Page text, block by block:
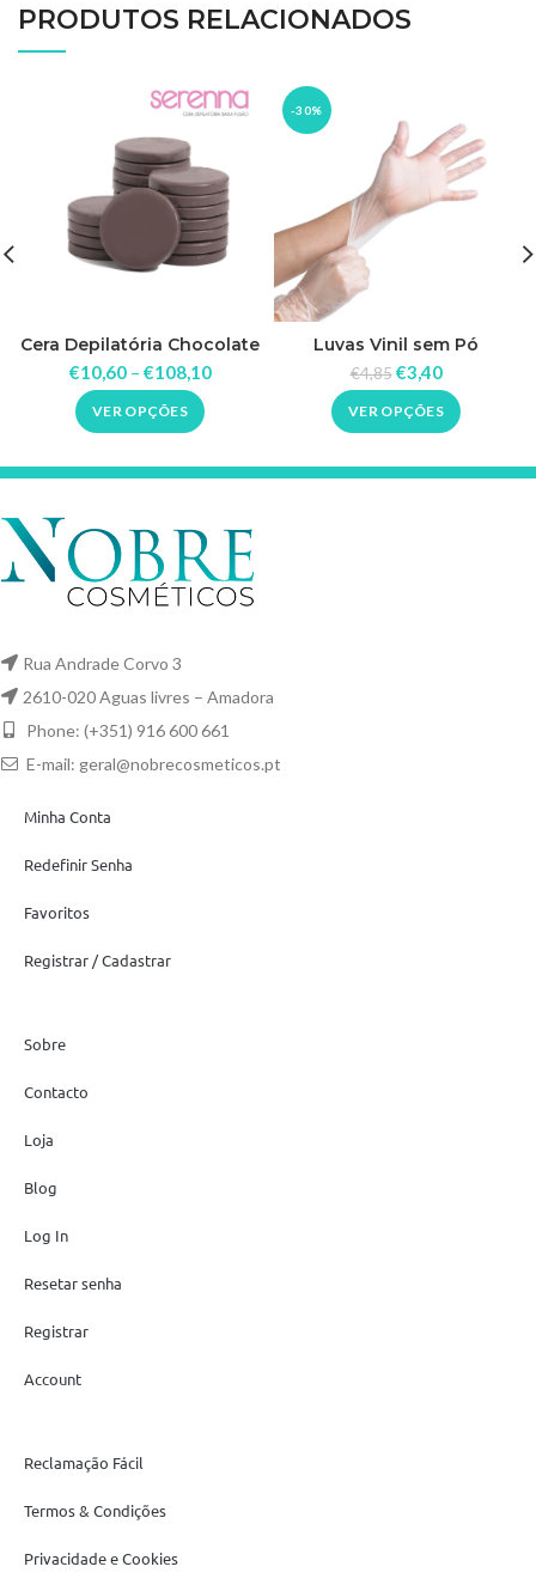
PRODUTOS RELACIONADOS
Cera Depilatória Chocolate
Serenna Kg
€10,60 – €108,10
VER OPÇÕES
-30%
Luvas ​​Vinil sem Pó
€4,85 €3,40
VER OPÇÕES
Rua Andrade Corvo 3
2610-020 Aguas livres – Amadora
Phone: (+351) 916 600 661
E-mail: geral@nobrecosmeticos.pt
Minha Conta
Redefinir Senha
Favoritos
Registrar / Cadastrar
Sobre
Contacto
Loja
Blog
Log In
Resetar senha
Registrar
Account
Reclamação Fácil
Termos & Condições
Privacidade e Cookies